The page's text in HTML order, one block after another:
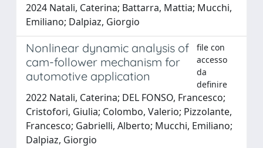
2024 Natali, Caterina; Battarra, Mattia; Mucchi,
Emiliano; Dalpiaz, Giorgio
Nonlinear dynamic analysis of
cam-follower mechanism for
automotive application
file con
accesso
da
definire
2022 Natali, Caterina; DEL FONSO, Francesco;
Cristofori, Giulia; Colombo, Valerio; Pizzolante,
Francesco; Gabrielli, Alberto; Mucchi, Emiliano;
Dalpiaz, Giorgio